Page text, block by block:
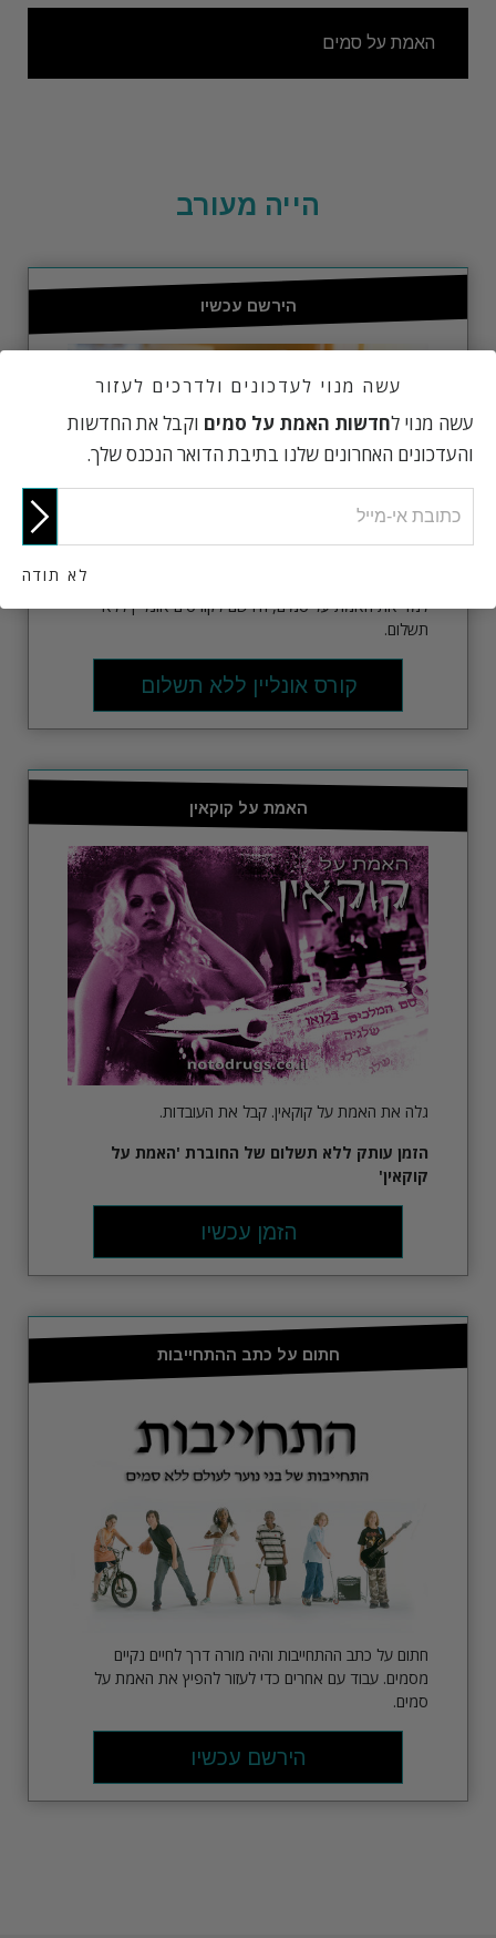
האמת על סמים
הייה מעורב
הירשם עכשיו
למד את האמת על סמים, הירשם לקורסים אונליין ללא
תשלום.
קורס אונליין ללא תשלום
האמת על קוקאין
גלה את האמת על קוקאין. קבל את העובדות.
הזמן עותק ללא תשלום של החוברת 'האמת על
קוקאין'
הזמן עכשיו
חתום על כתב ההתחייבות
חתום על כתב ההתחייבות והיה מורה דרך לחיים נקיים
מסמים. עבוד עם אחרים כדי לעזור להפיץ את האמת על
סמים.
הירשם עכשיו
עשה מנוי לעדכונים ולדרכים לעזור
עשה מנוי לחדשות האמת על סמים וקבל את החדשות
והעדכונים האחרונים שלנו בתיבת הדואר הנכנס שלך.
לא תודה